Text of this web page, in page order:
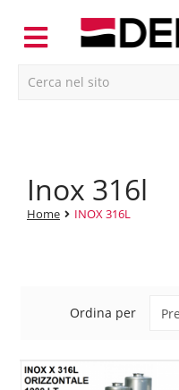
inox 316l
Home INOX 316L
Ordina per